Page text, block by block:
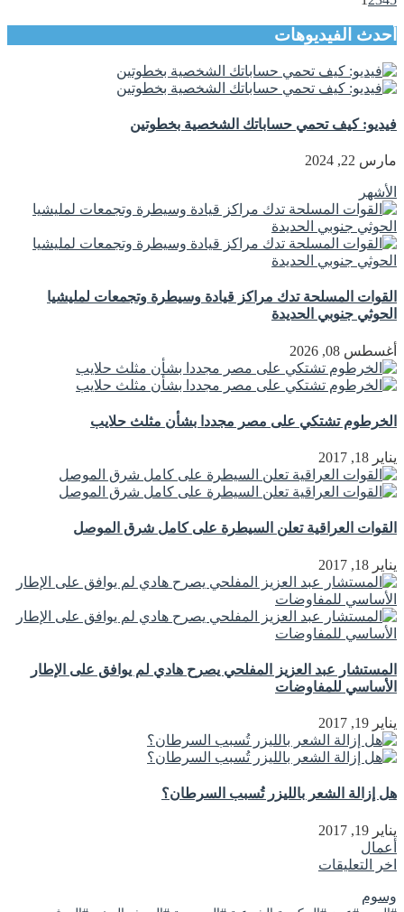
أحدث الفيديوهات
فيديو: كيف تحمي حساباتك الشخصية بخطوتين
مارس 22, 2024
الأشهر
القوات المسلحة تدك مراكز قيادة وسيطرة وتجمعات لمليشيا
الحوثي جنوبي الحديدة
أغسطس 08, 2026
الخرطوم تشتكي على مصر مجددا بشأن مثلث حلايب
يناير 18, 2017
القوات العراقية تعلن السيطرة على كامل شرق الموصل
يناير 18, 2017
المستشار عبد العزيز المفلحي يصرح هادي لم يوافق على الإطار
الأساسي للمفاوضات
يناير 19, 2017
هل إزالة الشعر بالليزر تُسبب السرطان؟
يناير 19, 2017
أعمال
اخر التعليقات
وسوم